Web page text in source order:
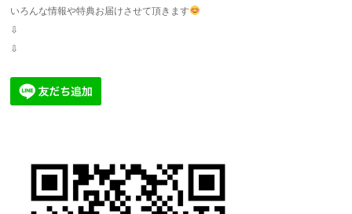
いろんな情報や特典お届けさせて頂きます
⇩
⇩